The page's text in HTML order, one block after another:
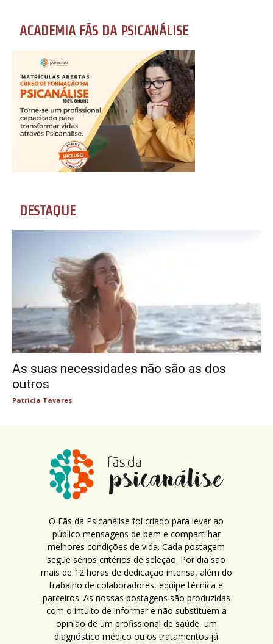
ACADEMIA FÃS DA PSICANÁLISE
DESTAQUE
As suas necessidades não são as dos
outros
Patricia Tavares
O Fãs da Psicanálise foi criado para levar ao
público mensagens de bem e compartilhar
melhores condições de vida. Cada postagem
segue sérios critérios de seleção. Por dia são
mais de 12 horas de dedicação intensa, além do
trabalho de colaboradores, equipe técnica e
parceiros. As nossas postagens são produzidas
com o intuito de informar e não substituem a
opinião de um profissional de saúde, um
diagnóstico médico ou os tratamentos já